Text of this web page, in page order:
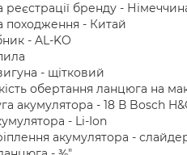
реєстрації бренду -
походження - Китай
- AL-KO
- щітковий
обертання ланцюга на
акумулятора - 18 В Bosch
- Li-Ion
акумулятора -